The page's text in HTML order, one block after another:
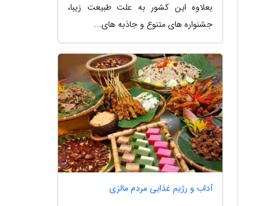
بعلاوه این کشور به علت طبیعت زیبا،
جشنواره های متنوع و جاذبه های...
آداب و رژیم غذایی مردم مالزی